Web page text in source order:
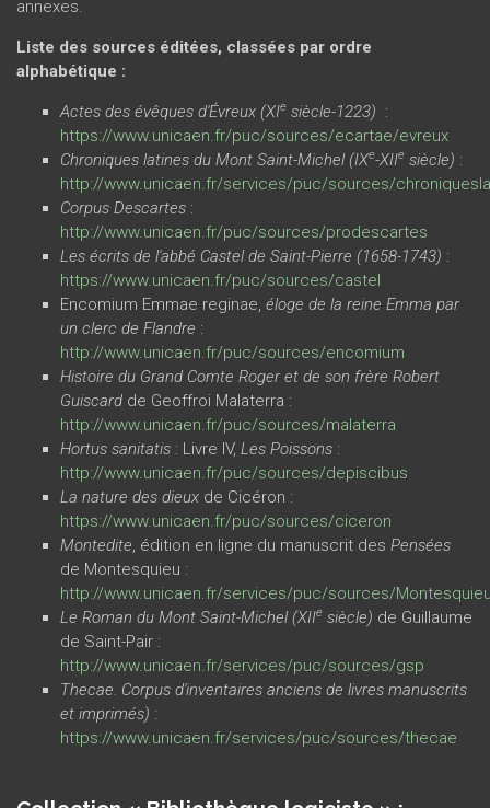
annexes.
Liste des sources éditées, classées par ordre
alphabétique :
Actes des évêques d'Évreux (XIe siècle-1223) :
https://www.unicaen.fr/puc/sources/ecartae/evreux
Chroniques latines du Mont Saint-Michel (IXe-XIIe siècle) :
http://www.unicaen.fr/services/puc/sources/
Corpus Descartes :
http://www.unicaen.fr/puc/sources/prodescartes
Les écrits de l'abbé Castel de Saint-Pierre (1658-1743) :
https://www.unicaen.fr/puc/sources/castel
Encomium Emmae reginae, éloge de la reine Emma par
un clerc de Flandre :
http://www.unicaen.fr/puc/sources/encomium
Histoire du Grand Comte Roger et de son frère Robert
Guiscard de Geoffroi Malaterra :
http://www.unicaen.fr/puc/sources/malaterra
Hortus sanitatis : Livre IV, Les Poissons :
http://www.unicaen.fr/puc/sources/depiscibus
La nature des dieux de Cicéron :
https://www.unicaen.fr/puc/sources/ciceron
Montedite, édition en ligne du manuscrit des Pensées
de Montesquieu :
http://www.unicaen.fr/services/puc/sources/
Le Roman du Mont Saint-Michel (XIIe siècle) de Guillaume
de Saint-Pair :
http://www.unicaen.fr/services/puc/sources/gsp
Thecae. Corpus d'inventaires anciens de livres manuscrits
et imprimés) :
https://www.unicaen.fr/services/puc/sources/thecae